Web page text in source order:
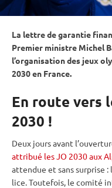
La lettre de garantie
Premier ministre Michel
l’organisation des jeux
2030 en France.
En route vers
2030 !
Deux jours avant
attribué les JO 2030 aux
attendue et sans surprise
lice. Toutefois, le comité